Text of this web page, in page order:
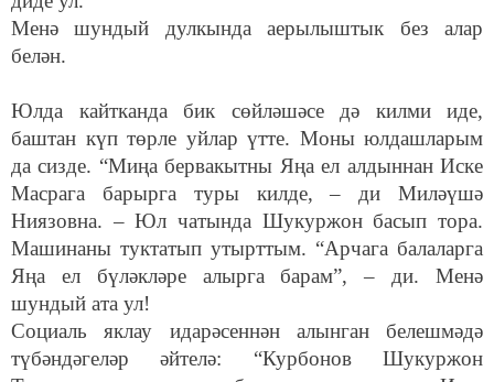
Менә шундый дулкында аерылыштык без алар
белән.
Юлда кайтканда бик сөйләшәсе дә килми иде,
баштан күп төрле уйлар үтте. Моны юлдашларым
да сизде. “Миңа бервакытны Яңа ел алдыннан Иске
Масрага барырга туры килде, – ди Миләүшә
Ниязовна. – Юл чатында Шукуржон басып тора.
Машинаны туктатып утырттым. “Арчага балаларга
Яңа ел бүләкләре алырга барам”, – ди. Менә
шундый ата ул!
Социаль яклау идарәсеннән алынган белешмәдә
түбәндәгеләр әйтелә: “Курбонов Шукуржон